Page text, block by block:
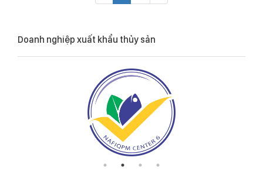
Doanh nghiệp xuất khẩu thủy sản